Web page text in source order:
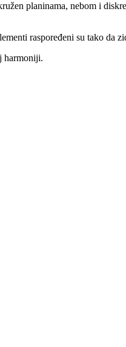
planinama, nebom i
raspoređeni su tako da
harmoniji.